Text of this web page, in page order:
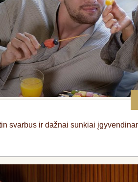
svarbus ir dažnai sunkiai